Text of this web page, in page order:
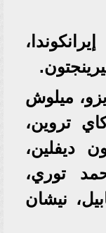
ميلوش
تروين،
ديفلين،
توري،
نيشان